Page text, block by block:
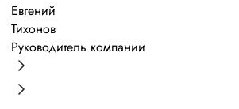
Евгений
Тихонов
Руководитель компании